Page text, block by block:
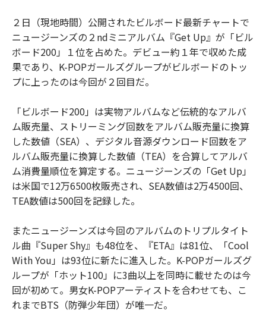
２日（現地時間）公開されたビルボード最新チャートで
ニュージーンズの２ndミニアルバム『Get Up』が「ビル
ボード200」１位を占めた。デビュー約１年で収めた成
果であり、K-POPガールズグループがビルボードのトッ
プに上ったのは今回が２回目だ。
「ビルボード200」は実物アルバムなど伝統的なアルバ
ム販売量、ストリーミング回数をアルバム販売量に換算
した数値（SEA）、デジタル音源ダウンロード回数をア
ルバム販売量に換算した数値（TEA）を合算してアルバ
ム消費量順位を算定する。ニュージーンズの「Get Up」
は米国で12万6500枚販売され、SEA数値は2万4500回、
TEA数値は500回を記録した。
またニュージーンズは今回のアルバムのトリプルタイト
ル曲『Super Shy』も48位を、『ETA』は81位、「Cool
With You」は93位に新たに進入した。K-POPガールズグ
ループが「ホット100」に3曲以上を同時に載せたのは今
回が初めて。男女K-POPアーティストを合わせても、こ
れまでBTS（防弾少年団）が唯一だ。